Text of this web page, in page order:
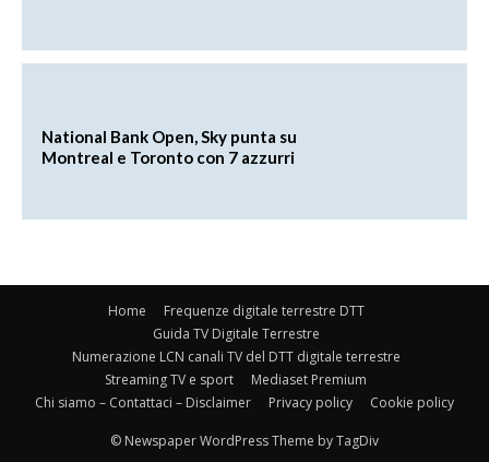
National Bank Open, Sky punta su
Montreal e Toronto con 7 azzurri
Home
Frequenze digitale terrestre DTT
Guida TV Digitale Terrestre
Numerazione LCN canali TV del DTT digitale terrestre
Streaming TV e sport
Mediaset Premium
Chi siamo – Contattaci – Disclaimer
Privacy policy Cookie policy
© Newspaper WordPress Theme by TagDiv